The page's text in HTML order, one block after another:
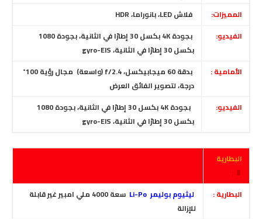
المميزات:
فلاش LED، بانوراما، HDR
الفيديو:
بجودة 4K بكسل 30 إطارًا في الثانية، بجودة 1080
بكسل 30 إطارًا في الثانية، gyro-EIS
الأمامية :
بدقة 60 ميجابيكسل، f/2.4 (واسعة) مجال رؤية 100˚
درجة، لتصوير الفائق العرض
الفيديو:
بجودة 4K بكسل 30 إطارًا في الثانية، بجودة 1080
بكسل 30 إطارًا في الثانية، gyro-EIS
البطارية
🔋 :
البطارية :
ليثيوم بوليمر Li-Po
سعة 4000 ملي امبير غير قابلة
للإزالة